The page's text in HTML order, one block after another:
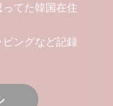
てた韓国在住
ングなど記録